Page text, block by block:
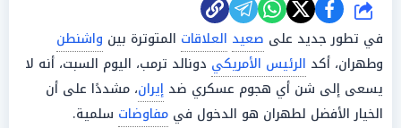
شارك
في تطور جديد على صعيد العلاقات المتوترة بين واشنطن
وطهران، أكد الرئيس الأمريكي دونالد ترمب، اليوم السبت، أنه لا
يسعى إلى شن أي هجوم عسكري ضد إيران، مشددًا على أن
الخيار الأفضل لطهران هو الدخول في مفاوضات سلمية.